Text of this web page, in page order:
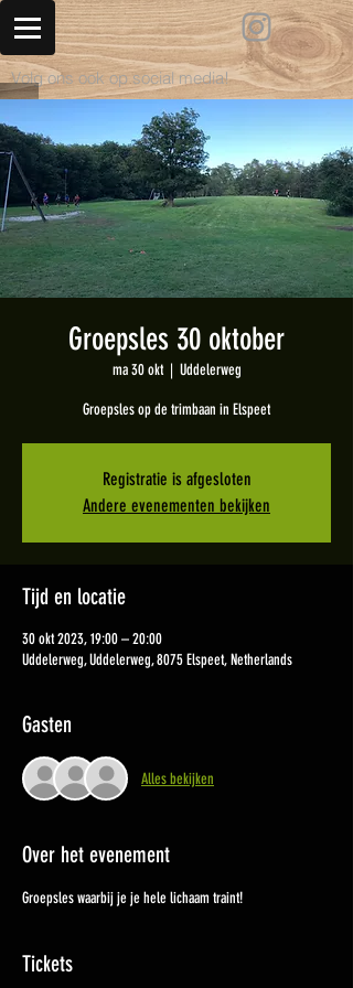
Volg ons ook op social media!
Groepsles 30 oktober
ma 30 okt
  |
Uddelerweg
Groepsles op de trimbaan in Elspeet
Registratie is afgesloten
Andere evenementen bekijken
Tijd en locatie
30 okt 2023, 19:00 – 20:00
Uddelerweg, Uddelerweg, 8075 Elspeet, Netherlands
Gasten
Alles bekijken
Over het evenement
Groepsles waarbij je je hele lichaam traint!
Tickets